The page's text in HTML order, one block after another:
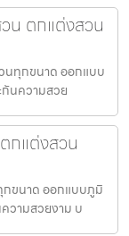
น ตกแต่งสวน
ทุกขนาด ออกแบบ
นความสวย
กแต่งสวน
ขนาด ออกแบบภูมิ
วามสวยงาม บ